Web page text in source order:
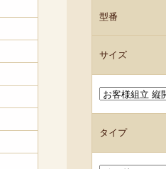
型番
サイズ
タイプ